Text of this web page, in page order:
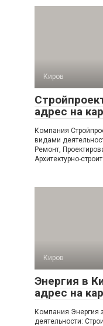
Киров
адрес на
Компания
видами
Ремонт,
Архитектурно-
Киров
Энергия в
адрес на
Компания
деятельности: